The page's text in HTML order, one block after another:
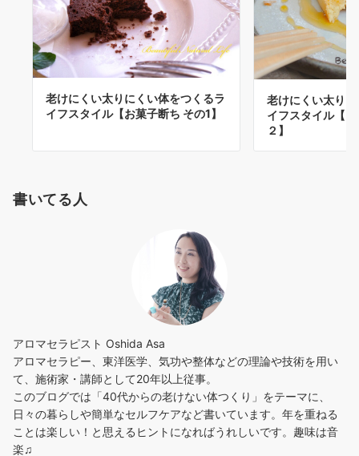
老けにくい太りにくい体をつくるラ
イフスタイル【お菓子断ち その1】
老けにくい太り
イフスタイル【
２】
書いてる人
アロマセラピスト Oshida Asa
アロマセラピー、東洋医学、気功や整体などの理論や技術を用い
て、施術家・講師として20年以上従事。
このブログでは「40代からの老けない体つくり」をテーマに、
日々の暮らしや簡単なセルフケアなど書いています。年を重ねる
ことは楽しい！と思えるヒントになればうれしいです。趣味は音
楽♫